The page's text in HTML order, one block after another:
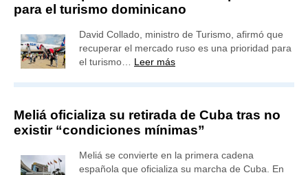
para el turismo dominicano
David Collado, ministro de Turismo, afirmó que
recuperar el mercado ruso es una prioridad para
el turismo… Leer más
Meliá oficializa su retirada de Cuba tras no
existir “condiciones mínimas”
Meliá se convierte en la primera cadena
española que oficializa su marcha de Cuba. En